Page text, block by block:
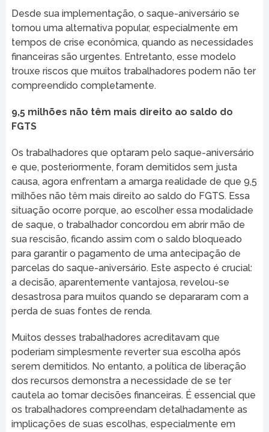
Desde sua implementação, o saque-aniversário se
tornou uma alternativa popular, especialmente em
tempos de crise econômica, quando as necessidades
financeiras são urgentes. Entretanto, esse modelo
trouxe riscos que muitos trabalhadores podem não ter
compreendido completamente.
9,5 milhões não têm mais direito ao saldo do
FGTS
Os trabalhadores que optaram pelo saque-aniversário
e que, posteriormente, foram demitidos sem justa
causa, agora enfrentam a amarga realidade de que 9,5
milhões não têm mais direito ao saldo do FGTS. Essa
situação ocorre porque, ao escolher essa modalidade
de saque, o trabalhador concordou em abrir mão de
sua rescisão, ficando assim com o saldo bloqueado
para garantir o pagamento de uma antecipação de
parcelas do saque-aniversário. Este aspecto é crucial:
a decisão, aparentemente vantajosa, revelou-se
desastrosa para muitos quando se depararam com a
perda de suas fontes de renda.
Muitos desses trabalhadores acreditavam que
poderiam simplesmente reverter sua escolha após
serem demitidos. No entanto, a política de liberação
dos recursos demonstra a necessidade de se ter
cautela ao tomar decisões financeiras. É essencial que
os trabalhadores compreendam detalhadamente as
implicações de suas escolhas, especialmente em